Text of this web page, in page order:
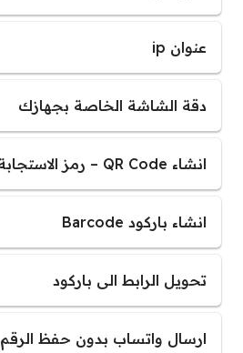
عنوان ip
دقة الشاشة الخاصة بجهازك
انشاء QR Code – رمز الاستجابة السريع
انشاء باركود Barcode
تحويل الرابط الى باركود
ارسال واتساب بدون حفظ الرقم